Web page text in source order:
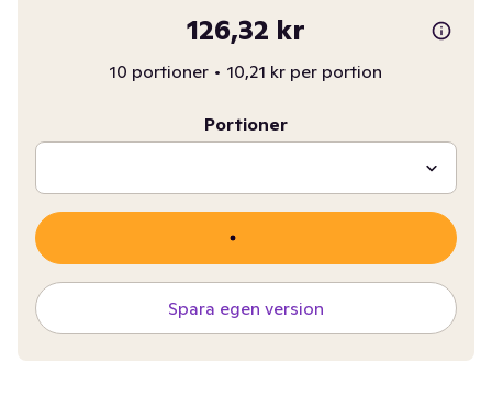
126,32 kr
10 portioner • 10,21 kr per portion
Portioner
Spara egen version